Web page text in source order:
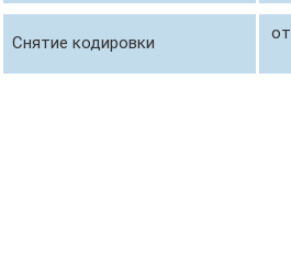
Снятие кодировки от